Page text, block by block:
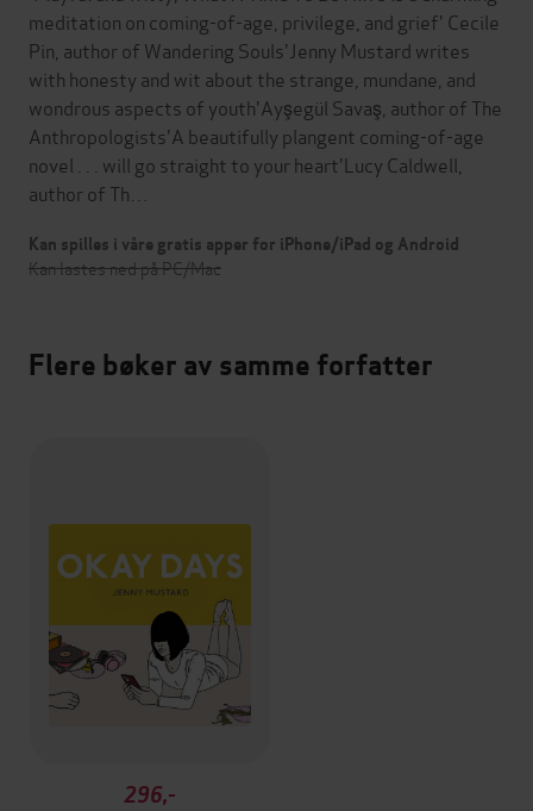
meditation on coming-of-age, privilege, and grief' Cecile
Pin, author of Wandering Souls'Jenny Mustard writes
with honesty and wit about the strange, mundane, and
wondrous aspects of youth'Ayşegül Savaş, author of The
Anthropologists'A beautifully plangent coming-of-age
novel . . . will go straight to your heart'Lucy Caldwell,
author of Th…
Kan spilles i våre gratis apper for iPhone/iPad og Android
Kan lastes ned på PC/Mac
Flere bøker av samme forfatter
296,-